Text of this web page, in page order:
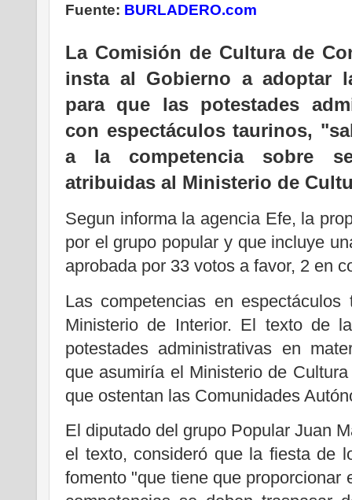
Fuente: BURLADERO.com
La Comisión de Cultura de
insta al Gobierno a adoptar
para que las potestades
con espectáculos taurinos,
a la competencia sobre
atribuidas al Ministerio de
Segun informa la agencia Efe, la
por el grupo popular y que incluye
aprobada por 33 votos a favor, 2 en
Las competencias en
Ministerio de Interior. El texto de
potestades administrativas en
que asumiría el Ministerio de
que ostentan las Comunidades
El diputado del grupo Popular Juan
el texto, consideró que la fiesta de
fomento "que tiene que proporcionar